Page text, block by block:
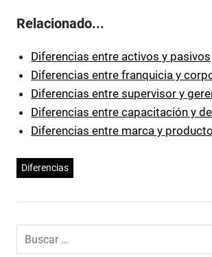
Relacionado...
Diferencias entre activos y pasivos
Diferencias entre franquicia y
Diferencias entre supervisor y
Diferencias entre capacitación y
Diferencias entre marca y
Diferencias